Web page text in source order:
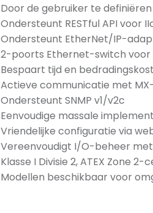
Door de gebruiker te
Ondersteunt RESTful API voor
Ondersteunt EtherNet/IP-
2-poorts Ethernet-switch
Bespaart tijd en
Actieve communicatie met
Ondersteunt SNMP v1/v2c
Eenvoudige massale
Vriendelijke configuratie via
Vereenvoudigt I/O-beheer
Klasse I Divisie 2, ATEX Zone
Modellen beschikbaar voor